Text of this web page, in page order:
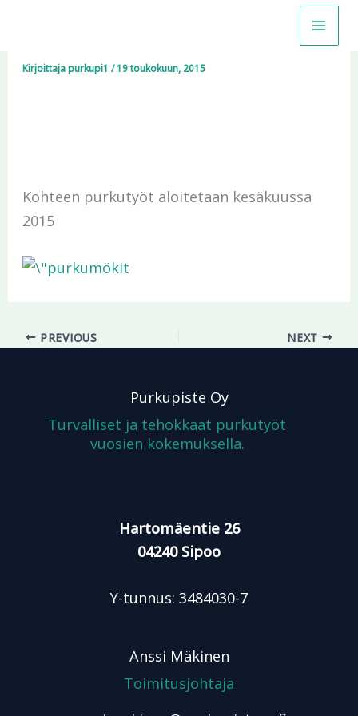
Kirjoittajapurkupi1/19 toukokuun, 2015
Kohteen purkutyöt aloitetaan kesäkuussa
2015
PREVIOUS NEXT
Purkupiste Oy
Turvalliset ja tehokkaat purkutyöt
vuosien kokemuksella.
Hartomäentie 26
04240 Sipoo
Y-tunnus: 3484030-7
Anssi Mäkinen
Toimitusjohtaja